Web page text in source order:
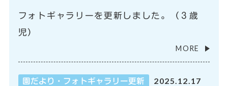
フォトギャラリーを更新しました。（３歳
児）
MORE
園だより・フォトギャラリー更新 2025.12.17